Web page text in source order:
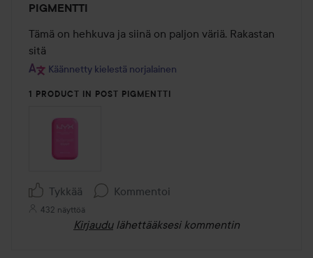
5
/
5
PIGMENTTI
Tämä on hehkuva ja siinä on paljon väriä. Rakastan
sitä
Käännetty kielestä norjalainen
1 PRODUCT IN POST PIGMENTTI
Tykkää Kommentoi
432 näyttöä
Kirjaudu lähettääksesi kommentin